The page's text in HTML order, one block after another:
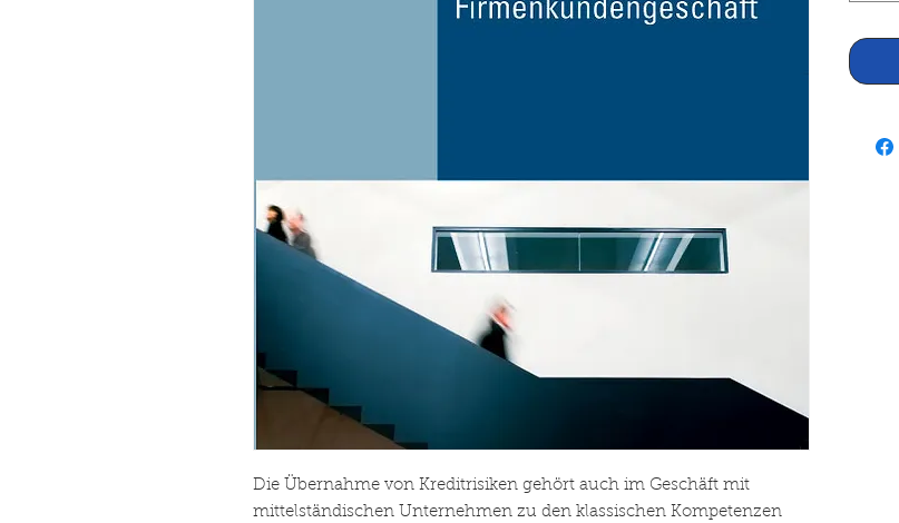
Die Übernahme von Kreditrisiken gehört auch im Geschäft mit
mittelständischen Unternehmen zu den klassischen Kompetenzen